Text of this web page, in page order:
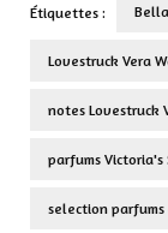
Étiquettes :
Lovestruck Vera
notes Lovestruck
parfums Victoria's
selection parfums